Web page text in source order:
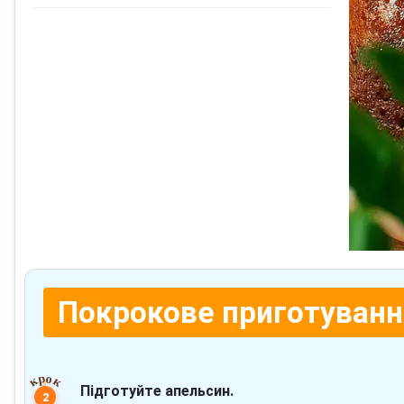
Покрокове
Підготуйте апельсин.